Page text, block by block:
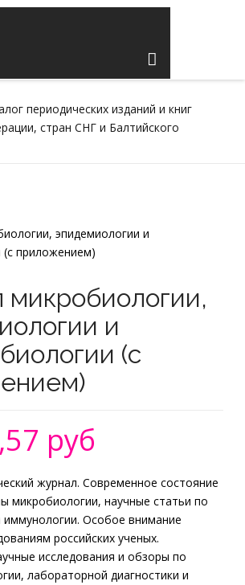
периодических изданий и книг
стран СНГ и Балтийского
и
(с
руб
журнал. Современное состояние
микробиологии, научные статьи по
иммунологии. Особое внимание
российских ученых.
исследования и обзоры по
лабораторной диагностики и